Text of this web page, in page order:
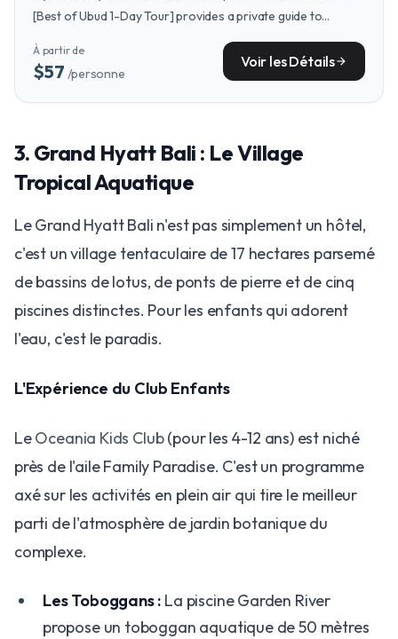
[Best of Ubud 1-Day Tour] provides a private guide to
explore Ubud's iconic temples and rice terraces.
À partir de
$57 /personne
Voir les Détailsarrow_forward
​3. Grand Hyatt Bali : Le Village
Tropical Aquatique
Le Grand Hyatt Bali n'est pas simplement un hôtel,
c'est un village tentaculaire de 17 hectares parsemé
de bassins de lotus, de ponts de pierre et de cinq
piscines distinctes. Pour les enfants qui adorent
l'eau, c'est le paradis.
L'Expérience du Club Enfants
LeOceania Kids Club(pour les 4-12 ans) est niché
près de l'aile Family Paradise. C'est un programme
axé sur les activités en plein air qui tire le meilleur
parti de l'atmosphère de jardin botanique du
complexe.
Les Toboggans : La piscine Garden River
propose un toboggan aquatique de 50 mètres